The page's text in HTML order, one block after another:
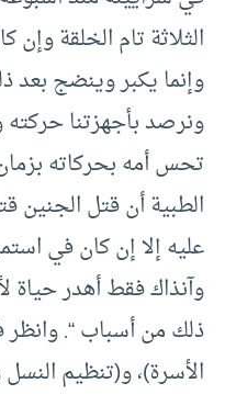
الثلاثة تام الخلقة
وإنما يكبر وينضج بعد
ونرصد بأجهزتنا
تحس أمه بحركاته
الطبية أن قتل
عليه إلا إن كان في
وآنذاك فقط أهدر حياة
ذلك من أسباب “.
الأسرة)، و(تنظيم